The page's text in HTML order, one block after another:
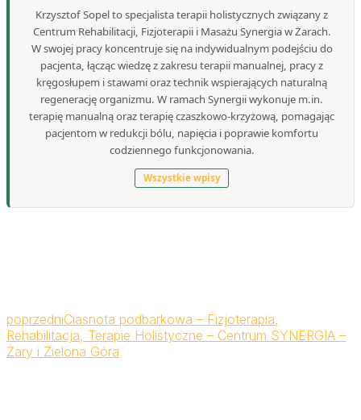
Krzysztof Sopel to specjalista terapii holistycznych związany z
Centrum Rehabilitacji, Fizjoterapii i Masażu Synergia w Żarach.
W swojej pracy koncentruje się na indywidualnym podejściu do
pacjenta, łącząc wiedzę z zakresu terapii manualnej, pracy z
kręgosłupem i stawami oraz technik wspierających naturalną
regenerację organizmu. W ramach Synergii wykonuje m.in.
terapię manualną oraz terapię czaszkowo-krzyżową, pomagając
pacjentom w redukcji bólu, napięcia i poprawie komfortu
codziennego funkcjonowania.
Wszystkie wpisy
poprzedniCiasnota podbarkowa – Fizjoterapia,
Rehabilitacja, Terapie Holistyczne – Centrum SYNERGIA –
Żary i Zielona Góra